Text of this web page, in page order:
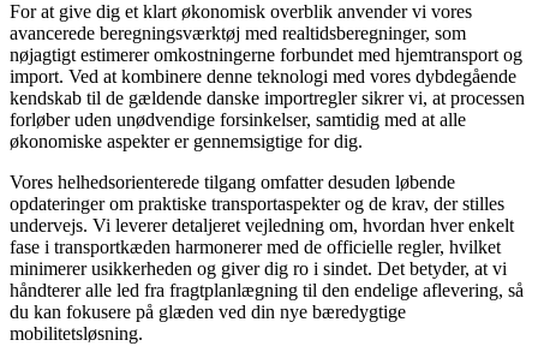
For at give dig et klart økonomisk overblik anvender vi vores
avancerede beregningsværktøj med realtidsberegninger, som
nøjagtigt estimerer omkostningerne forbundet med hjemtransport og
import. Ved at kombinere denne teknologi med vores dybdegående
kendskab til de gældende danske importregler sikrer vi, at processen
forløber uden unødvendige forsinkelser, samtidig med at alle
økonomiske aspekter er gennemsigtige for dig.
Vores helhedsorienterede tilgang omfatter desuden løbende
opdateringer om praktiske transportaspekter og de krav, der stilles
undervejs. Vi leverer detaljeret vejledning om, hvordan hver enkelt
fase i transportkæden harmonerer med de officielle regler, hvilket
minimerer usikkerheden og giver dig ro i sindet. Det betyder, at vi
håndterer alle led fra fragtplanlægning til den endelige aflevering, så
du kan fokusere på glæden ved din nye bæredygtige
mobilitetsløsning.